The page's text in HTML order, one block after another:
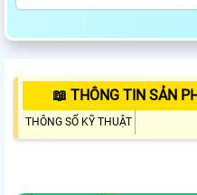
📖 THÔNG TIN SẢN
THÔNG SỐ KỸ THUẬT